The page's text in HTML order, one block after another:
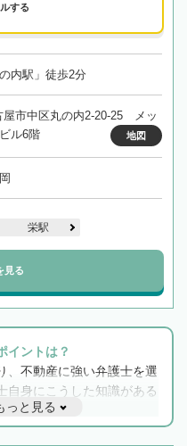
する
内駅」徒歩2分
屋市中区丸の内2-20-25 メッ
ル6階
地図
栄駅
見る
イントは？
、不動産に強い弁護士を選
自身にこうした知識がある
スムーズに進み、トラブル
をトータルで任せることが
っと見る